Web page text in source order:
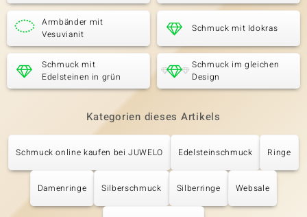
Armbänder mit
Vesuvianit
Schmuck mit Idokras
Schmuck mit
Edelsteinen in grün
Schmuck im gleichen
Design
Kategorien dieses Artikels
Schmuck online kaufen bei JUWELO Edelsteinschmuck Ringe
Damenringe Silberschmuck Silberringe Websale